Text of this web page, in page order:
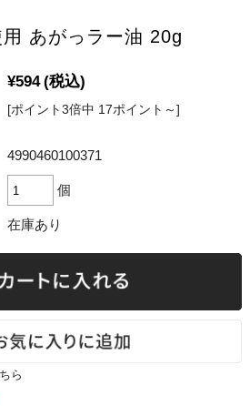
あがっラー油 20g
¥594 (税込)
[ポイント3倍中 17ポイント～]
4990460100371
個
在庫あり
ら